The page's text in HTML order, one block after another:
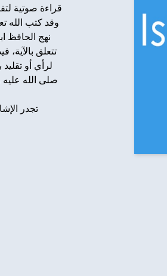
قراءة صوتية
وقد كتب الله
نهج الحافظ
تتعلق
لرأي أو
صلى الله